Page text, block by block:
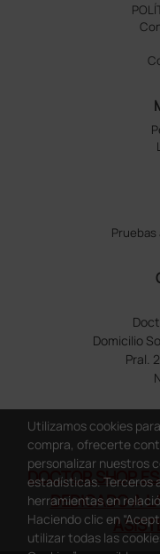
Domicilio
Pral.
DOCTOR SHOP
DEDICADO A
Utilizamos cookies
compra, ofrecerte
personalizar nuestros
estadísticas. Terceros
herramientas en
Haciendo clic en
utilizar todas las